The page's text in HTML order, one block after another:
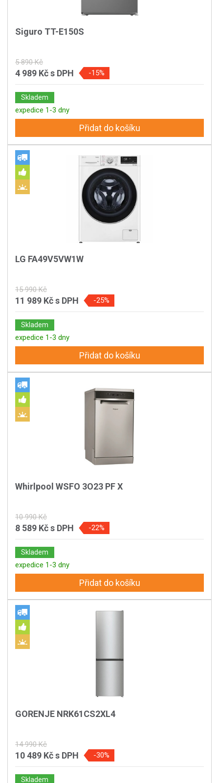
Siguro TT-E150S
5 890 Kč
4 989 Kčs DPH -15%
Skladem
expedice 1-3 dny
Přidat do košíku
LG FA49V5VW1W
15 990 Kč
11 989 Kčs DPH -25%
Skladem
expedice 1-3 dny
Přidat do košíku
Whirlpool WSFO 3O23 PF X
10 990 Kč
8 589 Kčs DPH -22%
Skladem
expedice 1-3 dny
Přidat do košíku
GORENJE NRK61CS2XL4
14 990 Kč
10 489 Kčs DPH -30%
Skladem